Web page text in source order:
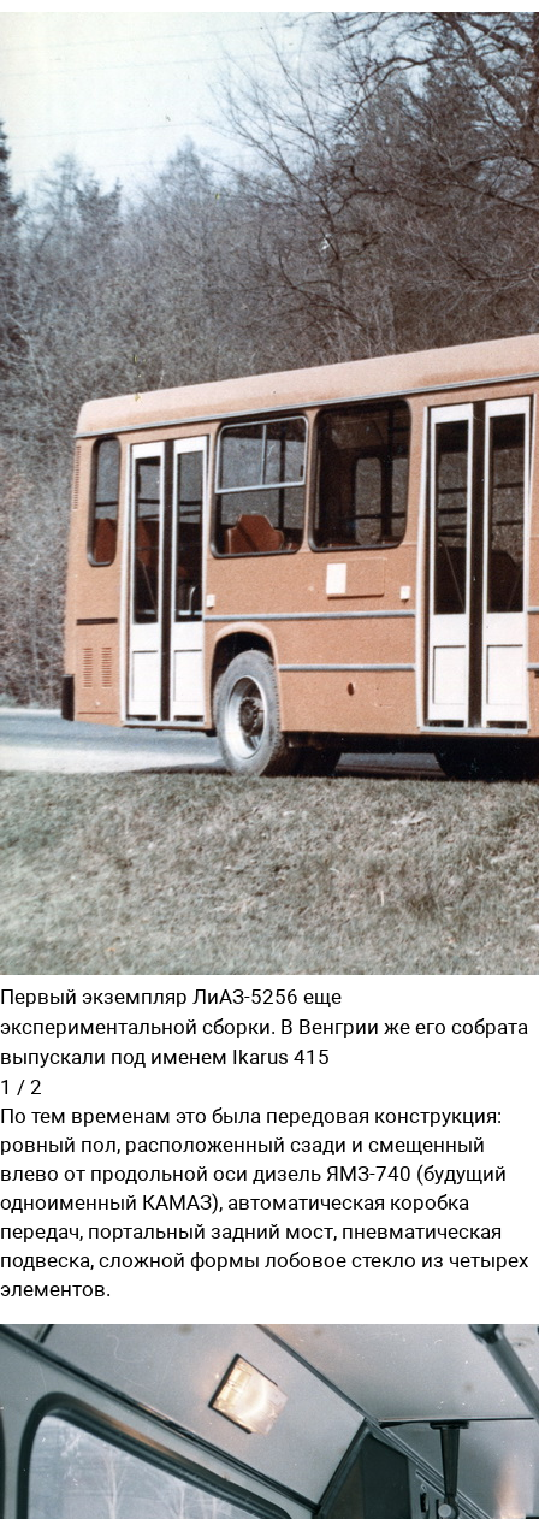
Первый экземпляр ЛиАЗ-5256 еще
экспериментальной сборки. В Венгрии же его собрата
выпускали под именем Ikarus 415
1 / 2
По тем временам это была передовая конструкция:
ровный пол, расположенный сзади и смещенный
влево от продольной оси дизель ЯМЗ-740 (будущий
одноименный КАМАЗ), автоматическая коробка
передач, портальный задний мост, пневматическая
подвеска, сложной формы лобовое стекло из четырех
элементов.